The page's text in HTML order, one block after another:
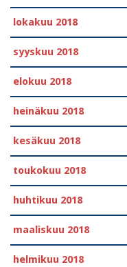
lokakuu 2018
syyskuu 2018
elokuu 2018
heinäkuu 2018
kesäkuu 2018
toukokuu 2018
huhtikuu 2018
maaliskuu 2018
helmikuu 2018